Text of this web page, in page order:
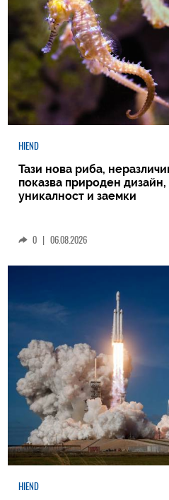
HIEND
Тази нова риба,
показва природен
уникалност и заемки
0 | 06.08.2026
HIEND